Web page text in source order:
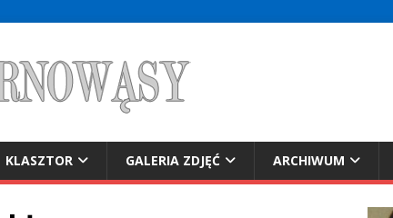
KLASZTOR GALERIA ZDJĘĆ ARCHIWUM